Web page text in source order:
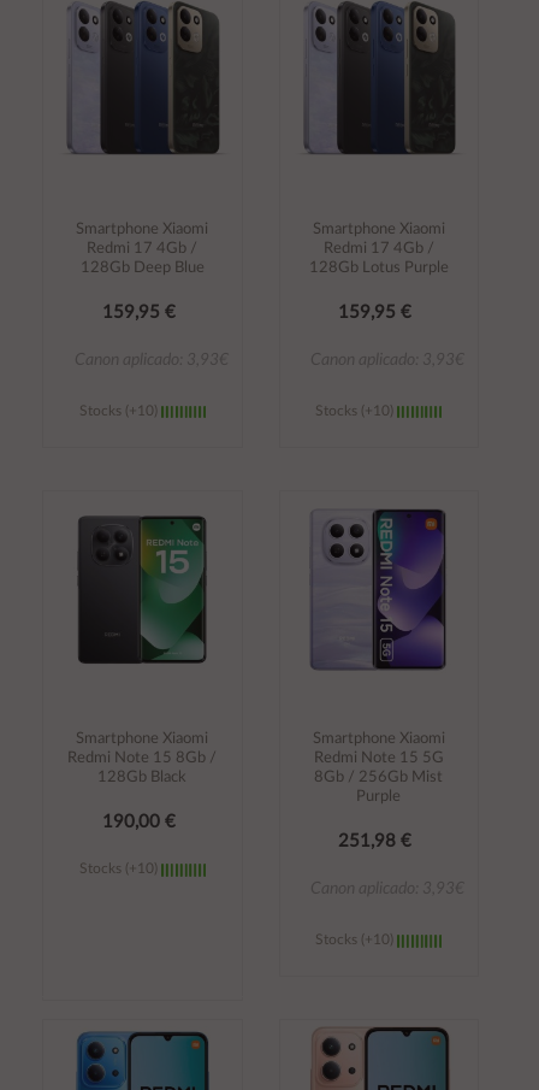
carrito
carrito
Smartphone Xiaomi
Redmi 17 4Gb /
128Gb Deep Blue
159,95 €
Canon aplicado: 3,93€
Stocks (+10)
carrito
Smartphone Xiaomi
Redmi 17 4Gb /
128Gb Lotus Purple
159,95 €
Canon aplicado: 3,93€
Stocks (+10)
carrito
Smartphone Xiaomi
Redmi Note 15 8Gb /
128Gb Black
190,00 €
Stocks (+10)
carrito
Smartphone Xiaomi
Redmi Note 15 5G
8Gb / 256Gb Mist
Purple
251,98 €
Canon aplicado: 3,93€
Stocks (+10)
carrito